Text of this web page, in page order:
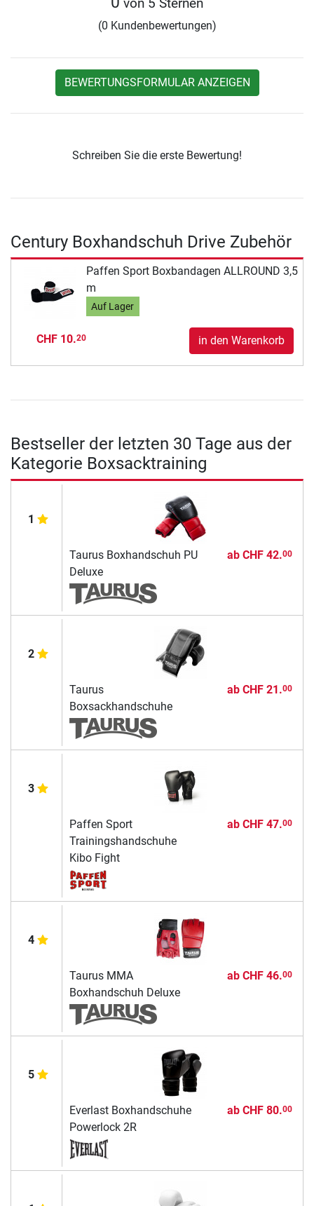
von 5 Sternen
(0 Kundenbewertungen)
BEWERTUNGSFORMULAR ANZEIGEN
Schreiben Sie die erste Bewertung!
Century Boxhandschuh Drive Zubehör
Paffen Sport Boxbandagen ALLROUND 3,5
m
Auf Lager
CHF 10.20 in den Warenkorb
Bestseller der letzten 30 Tage aus der
Kategorie Boxsacktraining
1
Taurus Boxhandschuh PU
Deluxe
ab CHF 42.00
2
Taurus
Boxsackhandschuhe
ab CHF 21.00
3
Paffen Sport
Trainingshandschuhe
Kibo Fight
ab CHF 47.00
4
Taurus MMA
Boxhandschuh Deluxe
ab CHF 46.00
5
Everlast Boxhandschuhe
Powerlock 2R
ab CHF 80.00